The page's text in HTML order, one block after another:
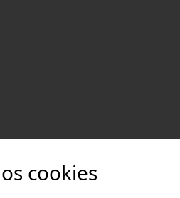
cookies